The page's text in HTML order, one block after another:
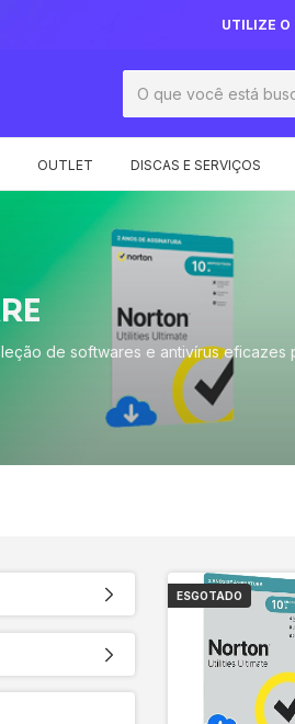
UTILIZE O
OUTLET DISCAS E SERVIÇOS
de softwares e antivírus
ESGOTADO